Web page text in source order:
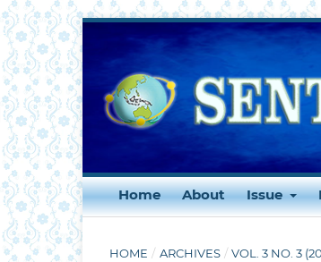
Home About Issue
HOME / ARCHIVES / VOL. 3 NO. 3